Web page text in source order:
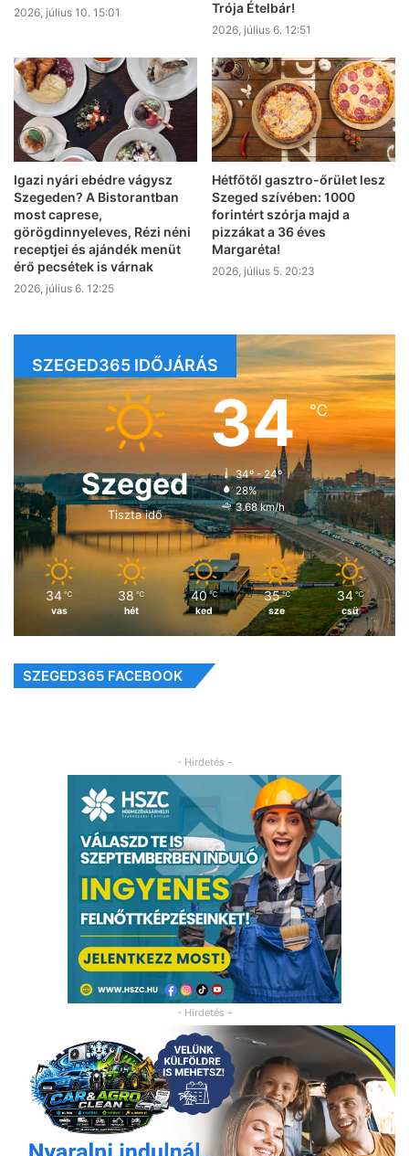
2026, július 10. 15:01 Trója Ételbár!
2026, július 6. 12:51
Igazi nyári ebédre vágysz
Szegeden? A Bistorantban
most caprese,
görögdinnyeleves, Rézi néni
receptjei és ajándék menüt
érő pecsétek is várnak
2026, július 6. 12:25
Hétfőtől gasztro-őrület lesz
Szeged szívében: 1000
forintért szórja majd a
pizzákat a 36 éves
Margaréta!
2026, július 5. 20:23
SZEGED365 IDŐJÁRÁS
Szeged
Tiszta idő
34℃
34º - 24º
28%
3.68 km/h
34 ℃
vas
38 ℃
hét
40 ℃
ked
35 ℃
sze
34 ℃
csü
SZEGED365 FACEBOOK
- Hirdetés -
- Hirdetés -